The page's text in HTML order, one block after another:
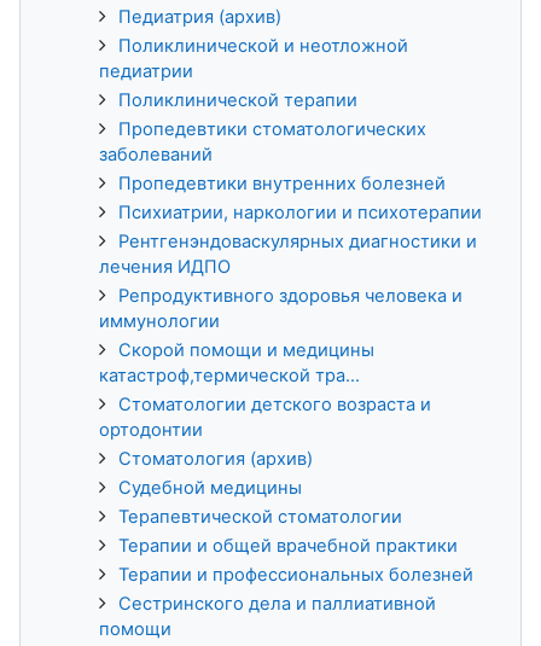
Педиатрия (архив)
Поликлинической и неотложной
педиатрии
Поликлинической терапии
Пропедевтики стоматологических
заболеваний
Пропедевтики внутренних болезней
Психиатрии, наркологии и психотерапии
Рентгенэндоваскулярных диагностики и
лечения ИДПО
Репродуктивного здоровья человека и
иммунологии
Скорой помощи и медицины
катастроф,термической тра...
Стоматологии детского возраста и
ортодонтии
Стоматология (архив)
Судебной медицины
Терапевтической стоматологии
Терапии и общей врачебной практики
Терапии и профессиональных болезней
Сестринского дела и паллиативной
помощи